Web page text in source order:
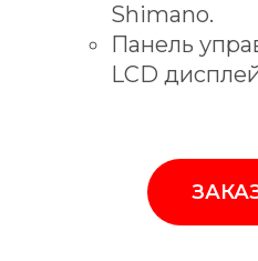
Shimano.
Панель
LCD